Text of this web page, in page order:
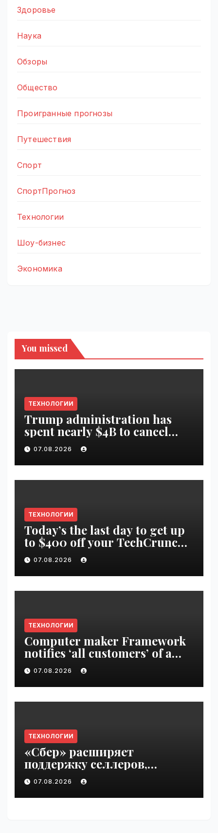
Здоровье
Наука
Обзоры
Общество
Проигранные прогнозы
Путешествия
Спорт
СпортПрогноз
Технологии
Шоу-бизнес
Экономика
You missed
ТЕХНОЛОГИИ
Trump administration has
spent nearly $4B to cancel
offshore wind farms |
VseTime.ru
07.08.2026
ТЕХНОЛОГИИ
Today’s the last day to get up
to $400 off your TechCrunch
Disrupt 2026 ticket |
VseTime.ru
07.08.2026
ТЕХНОЛОГИИ
Computer maker Framework
notifies ‘all customers’ of a
data breach | VseTime.ru
07.08.2026
ТЕХНОЛОГИИ
«Сбер» расширяет
поддержку селлеров,
пострадавших от
инцидентов на складах
Wildberries | VseTime.ru
07.08.2026